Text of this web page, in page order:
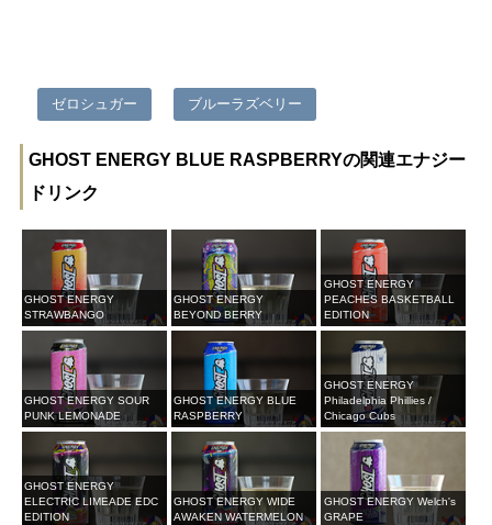
ゼロシュガー ブルーラズベリー
GHOST ENERGY BLUE RASPBERRYの関連エナジー
ドリンク
GHOST ENERGY
STRAWBANGO
GHOST ENERGY
BEYOND BERRY
GHOST ENERGY
PEACHES BASKETBALL
EDITION
GHOST ENERGY SOUR
PUNK LEMONADE
GHOST ENERGY BLUE
RASPBERRY
GHOST ENERGY
Philadelphia Phillies /
Chicago Cubs
GHOST ENERGY
ELECTRIC LIMEADE EDC
EDITION
GHOST ENERGY WIDE
AWAKEN WATERMELON
GHOST ENERGY Welch's
GRAPE